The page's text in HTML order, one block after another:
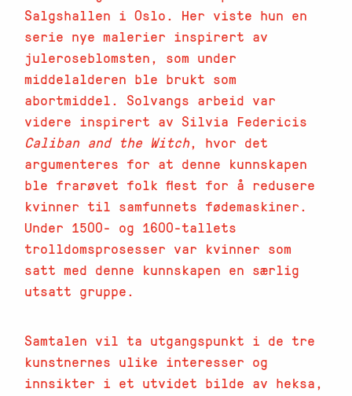
Salgshallen i Oslo. Her viste hun en
serie nye malerier inspirert av
juleroseblomsten, som under
middelalderen ble brukt som
abortmiddel. Solvangs arbeid var
videre inspirert av Silvia Federicis
Caliban and the Witch, hvor det
argumenteres for at denne kunnskapen
ble frarøvet folk flest for å redusere
kvinner til samfunnets fødemaskiner.
Under 1500- og 1600-tallets
trolldomsprosesser var kvinner som
satt med denne kunnskapen en særlig
utsatt gruppe.
Samtalen vil ta utgangspunkt i de tre
kunstnernes ulike interesser og
innsikter i et utvidet bilde av heksa,